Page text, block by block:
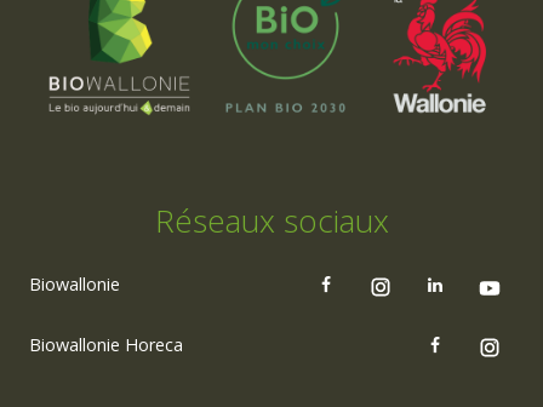
Réseaux sociaux
Biowallonie
Biowallonie Horeca